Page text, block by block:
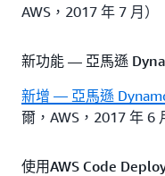
AWS，2017 年 7 月）
新功能 — 亞馬遜
新增 — 亞馬遜
爾，AWS，2017 年 6
使用AWS Code